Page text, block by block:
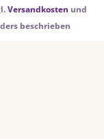
Versandkosten und
beschrieben